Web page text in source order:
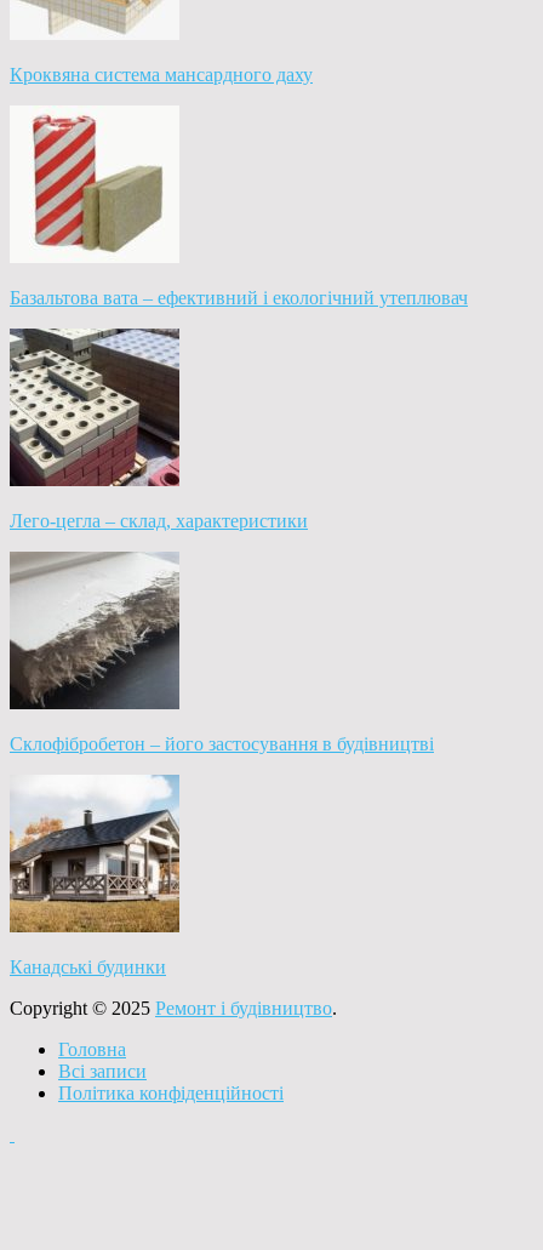
Кроквяна система мансардного даху
Базальтова вата – ефективний і екологічний утеплювач
Лего-цегла – склад, характеристики
Склофібробетон – його застосування в будівництві
Канадські будинки
Copyright © 2025 Ремонт і будівництво.
Головна
Всі записи
Політика конфіденційності